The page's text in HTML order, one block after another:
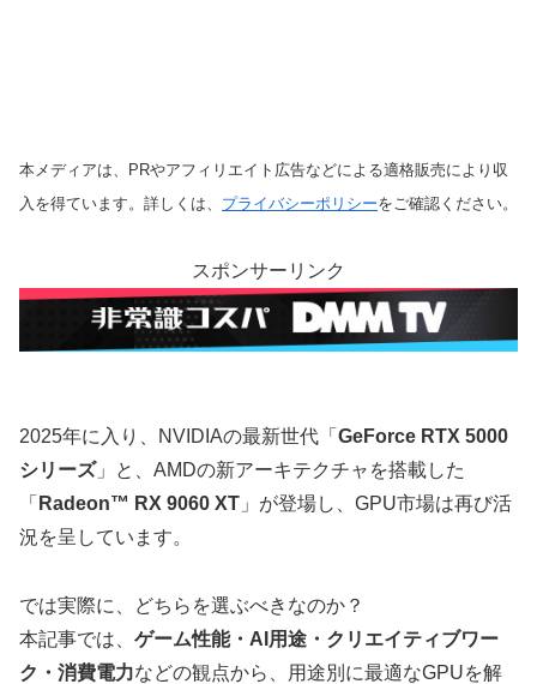
本メディアは、PRやアフィリエイト広告などによる適格販売により収
入を得ています。詳しくは、 プライバシーポリシーをご確認ください。
スポンサーリンク
2025年に入り、NVIDIAの最新世代「 GeForce RTX 5000
シリーズ」と、AMDの新アーキテクチャを搭載した
「 Radeon™ RX 9060 XT 」が登場し、GPU市場は再び活
況を呈しています。
では実際に、どちらを選ぶべきなのか？
本記事では、 ゲーム性能・AI用途・クリエイティブワー
ク・消費電力などの観点から、用途別に最適なGPUを解